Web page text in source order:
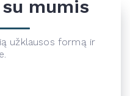
mumis
užklausos formą ir